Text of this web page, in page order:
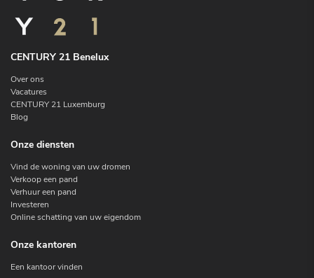
CENTURY 21 Benelux
Over ons
Vacatures
CENTURY 21 Luxemburg
Blog
Onze diensten
Vind de woning van uw dromen
Verkoop een pand
Verhuur een pand
Investeren
Online schatting van uw eigendom
Onze kantoren
Een kantoor vinden